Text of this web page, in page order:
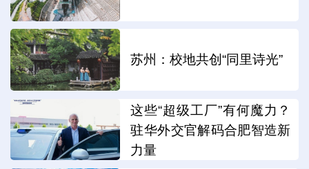
苏州：校地共创“同里诗光”
这些“超级工厂”有何魔力？
驻华外交官解码合肥智造新
力量